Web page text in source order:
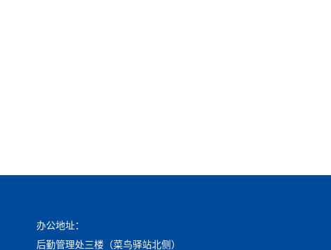
办公地址：
后勤管理处三楼（菜鸟驿站北侧）